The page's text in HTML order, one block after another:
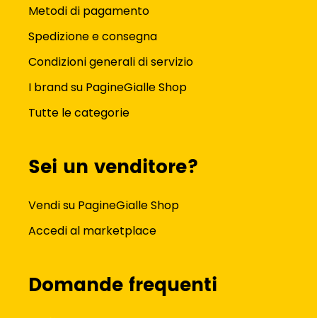
Metodi di pagamento
Spedizione e consegna
Condizioni generali di servizio
I brand su PagineGialle Shop
Tutte le categorie
Sei un venditore?
Vendi su PagineGialle Shop
Accedi al marketplace
Domande frequenti